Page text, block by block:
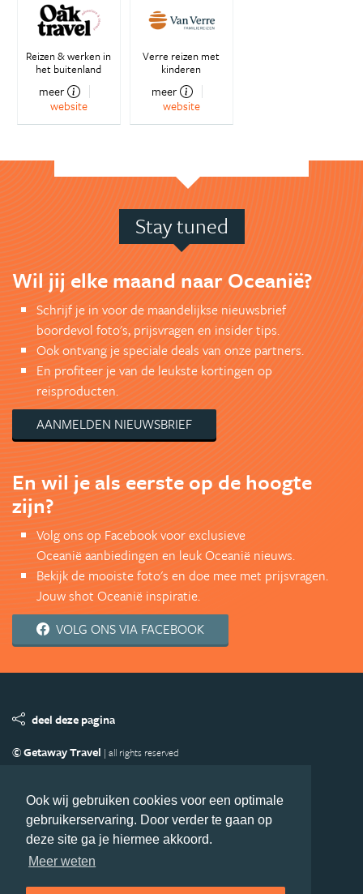
Ook wij gebruiken cookies voor een optimale
gebruikerservaring. Door verder te gaan op
deze site ga je hiermee akkoord.
Meer weten
Reizen & werken in
het buitenland
meer
website
Verre reizen met
kinderen
meer
website
Stay tuned
Wil jij elke maand naar Oceanië?
Schrijf je in voor de maandelijkse nieuwsbrief
boordevol foto's, prijsvragen en insider tips.
Ook ontvang je speciale deals van onze partners.
En profiteer je van de leukste kortingen op
reisproducten.
AANMELDEN NIEUWSBRIEF
En wil je als eerste op de hoogte
zijn?
Volg ons op Facebook voor exclusieve
Oceanië aanbiedingen en leuk Oceanië nieuws.
Bekijk de mooiste foto's en doe mee met prijsvragen.
Jouw shot Oceanië inspiratie.
VOLG ONS VIA FACEBOOK
deel deze pagina
© Getaway Travel | all rights reserved
Copyright
Privacy statement Disclaimer
Cookies
Volg Oceanie.nl
Nieuwsbrief
Facebook